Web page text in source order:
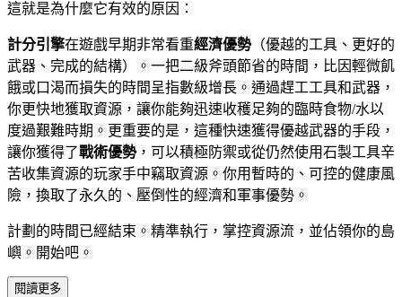
這就是為什麼它有效的原因：
計分引擎在遊戲早期非常看重經濟優勢（優越的工具、更好的
武器、完成的結構）。一把二級斧頭節省的時間，比因輕微飢
餓或口渴而損失的時間呈指數級增長。通過趕工工具和武器，
你更快地獲取資源，讓你能夠迅速收穫足夠的臨時食物/水以
度過艱難時期。更重要的是，這種快速獲得優越武器的手段，
讓你獲得了戰術優勢，可以積極防禦或從仍然使用石製工具辛
苦收集資源的玩家手中竊取資源。你用暫時的、可控的健康風
險，換取了永久的、壓倒性的經濟和軍事優勢。
計劃的時間已經結束。精準執行，掌控資源流，並佔領你的島
嶼。開始吧。
閱讀更多